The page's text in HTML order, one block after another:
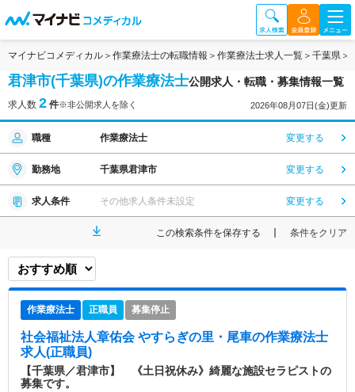
マイナビコメディカル 作業療法士の転職情報 作業療法士求人一覧 千葉県
君津市(千葉県)の作業療法士公開求人・転職・募集情報一覧
求人数 2 件※非公開求人を除く 2026年08月07日(金)更新
職種 作業療法士 変更する
勤務地 千葉県君津市 変更する
求人条件 その他求人条件未設定 変更する
この検索条件を保存する 条件をクリア
作業療法士 正職員 募集停止
社会福祉法人章佑会 やすらぎの里・尾車の作業療法士
求人(正職員)
【千葉県／君津市】 《土日祝休み》綺麗な施設セラピストの
募集です。